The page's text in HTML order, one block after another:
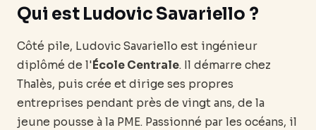
Qui est Ludovic Savariello ?
Côté pile, Ludovic Savariello est ingénieur
diplômé de l' École Centrale. Il démarre chez
Thalès, puis crée et dirige ses propres
entreprises pendant près de vingt ans, de la
jeune pousse à la PME. Passionné par les océans, il